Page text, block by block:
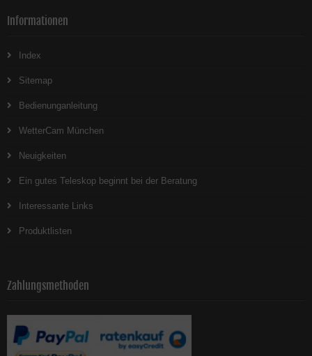
Informationen
Index
Sitemap
Bedienunganleitung
WetterCam München
Neuigkeiten
Ein gutes Teleskop beginnt bei der Beratung
Interessante Links
Produktlisten
Zahlungsmethoden